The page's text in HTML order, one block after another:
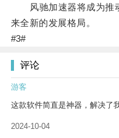
风驰加速器将成为推
来全新的发展格局。
#3#
评论
游客
这款软件简直是神器，解决了
2024-10-04